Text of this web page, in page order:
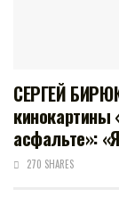
СЕРГЕЙ
кинокартины
асфальте»:
270 SHARES